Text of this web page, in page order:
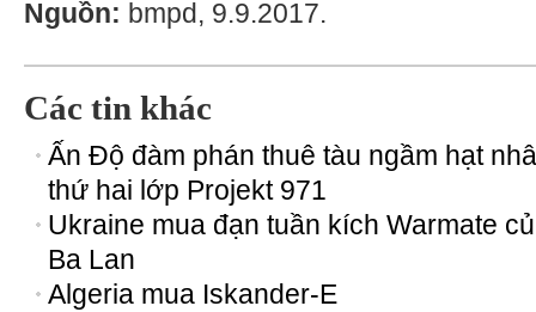
Nguồn: bmpd, 9.9.2017.
Các tin khác
Ấn Độ đàm phán thuê tàu ngầm hạt
thứ hai lớp Projekt 971
Ukraine mua đạn tuần kích Warmate
Ba Lan
Algeria mua Iskander-E